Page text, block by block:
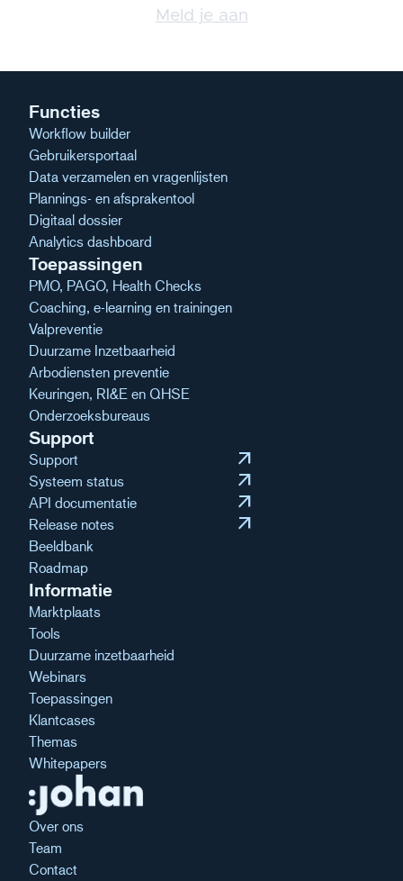
Meld je aan
Functies
Workflow builder
Gebruikersportaal
Data verzamelen en vragenlijsten
Plannings- en afsprakentool
Digitaal dossier
Analytics dashboard
Toepassingen
PMO, PAGO, Health Checks
Coaching, e-learning en trainingen
Valpreventie
Duurzame Inzetbaarheid
Arbodiensten preventie
Keuringen, RI&E en QHSE
Onderzoeksbureaus
Support
Support arrow_outward
Systeem status arrow_outward
API documentatie arrow_outward
Release notes arrow_outward
Beeldbank
Roadmap
Informatie
Marktplaats
Tools
Duurzame inzetbaarheid
Webinars
Toepassingen
Klantcases
Themas
Whitepapers
Over ons
Team
Contact